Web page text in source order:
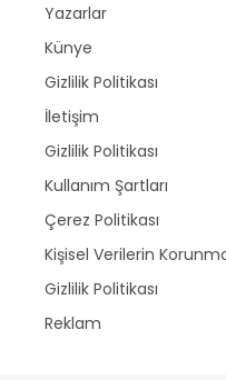
Yazarlar
Künye
Gizlilik Politikası
İletişim
Gizlilik Politikası
Kullanım Şartları
Çerez Politikası
Kişisel Verilerin
Gizlilik Politikası
Reklam